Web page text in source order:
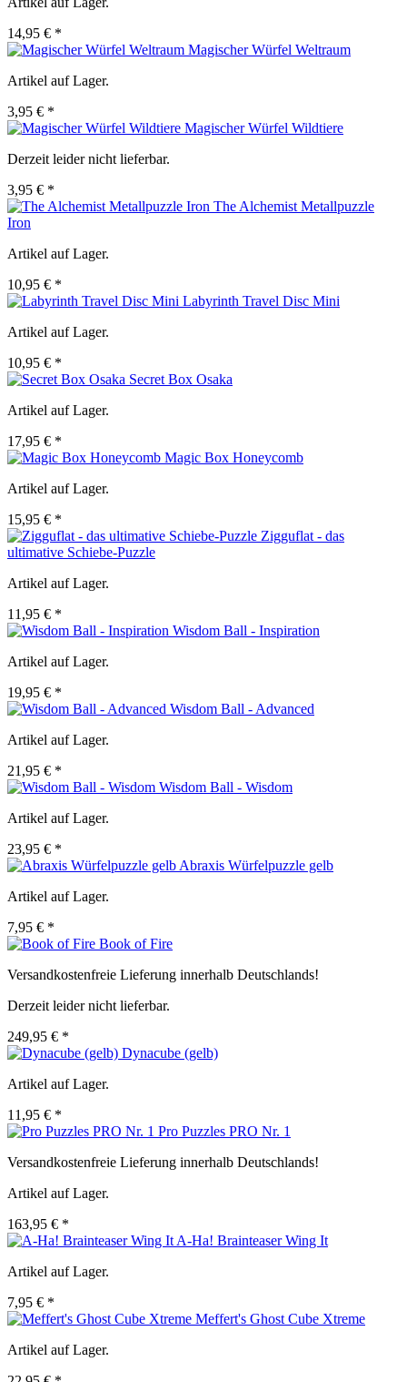
14,95 € *
Magischer Würfel Weltraum
Artikel auf Lager.
3,95 € *
Magischer Würfel Wildtiere
Derzeit leider nicht lieferbar.
3,95 € *
The Alchemist Metallpuzzle
Iron
Artikel auf Lager.
10,95 € *
Labyrinth Travel Disc Mini
Artikel auf Lager.
10,95 € *
Secret Box Osaka
Artikel auf Lager.
17,95 € *
Magic Box Honeycomb
Artikel auf Lager.
15,95 € *
Zigguflat - das
ultimative Schiebe-Puzzle
Artikel auf Lager.
11,95 € *
Wisdom Ball - Inspiration
Artikel auf Lager.
19,95 € *
Wisdom Ball - Advanced
Artikel auf Lager.
21,95 € *
Wisdom Ball - Wisdom
Artikel auf Lager.
23,95 € *
Abraxis Würfelpuzzle gelb
Artikel auf Lager.
7,95 € *
Book of Fire
Versandkostenfreie Lieferung innerhalb Deutschlands!
Derzeit leider nicht lieferbar.
249,95 € *
Dynacube (gelb)
Artikel auf Lager.
11,95 € *
Pro Puzzles PRO Nr. 1
Versandkostenfreie Lieferung innerhalb Deutschlands!
Artikel auf Lager.
163,95 € *
A-Ha! Brainteaser Wing It
Artikel auf Lager.
7,95 € *
Meffert's Ghost Cube Xtreme
Artikel auf Lager.